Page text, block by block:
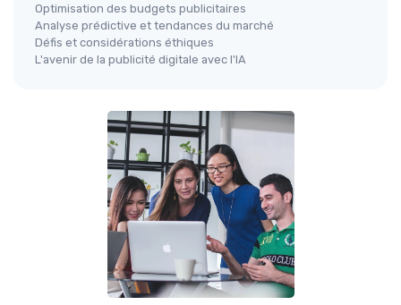
Optimisation des budgets publicitaires
Analyse prédictive et tendances du marché
Défis et considérations éthiques
L'avenir de la publicité digitale avec l'IA